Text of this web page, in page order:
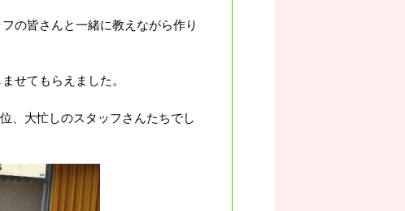
の皆さんと一緒に教えながら作り
せてもらえました。
、大忙しのスタッフさんたちでし